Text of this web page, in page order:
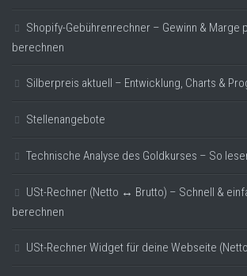
Shopify-Gebührenrechner – Gewinn & Marge
berechnen
Silberpreis aktuell – Entwicklung, Charts &
Stellenangebote
Technische Analyse des Goldkurses – So
USt-Rechner (Netto ↔ Brutto) – Schnell &
berechnen
USt-Rechner Widget für deine Webseite